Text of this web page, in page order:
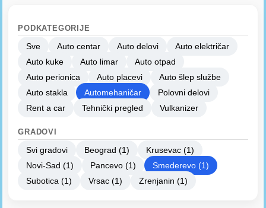
PODKATEGORIJE
Sve Auto centar Auto delovi
Auto električar
Auto kuke
Auto limar
Auto otpad
Auto perionica
Auto placevi
Auto šlep službe
Auto stakla
Automehaničar
Polovni delovi
Rent a car
Tehnički pregled Vulkanizer
GRADOVI
Svi gradovi Beograd (1)
Krusevac (1)
Novi-Sad (1)
Pancevo (1)
Smederevo (1)
Subotica (1)
Vrsac (1) Zrenjanin (1)